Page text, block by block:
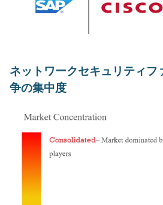
ネットワークセキュリティフ
争の集中度